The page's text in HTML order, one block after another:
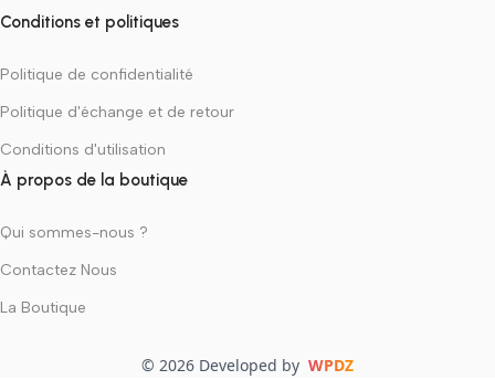
Conditions et politiques
Politique de confidentialité
Politique d'échange et de retour
Conditions d'utilisation
À propos de la boutique
Qui sommes-nous ?
Contactez Nous
La Boutique
© 2026 Developed by WPDZ